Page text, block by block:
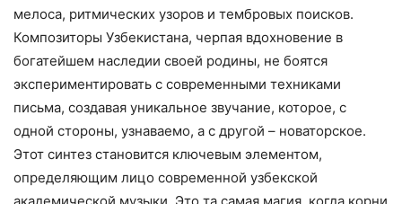
мелоса, ритмических узоров и тембровых поисков.
Композиторы Узбекистана, черпая вдохновение в
богатейшем наследии своей родины, не боятся
экспериментировать с современными техниками
письма, создавая уникальное звучание, которое, с
одной стороны, узнаваемо, а с другой – новаторское.
Этот синтез становится ключевым элементом,
определяющим лицо современной узбекской